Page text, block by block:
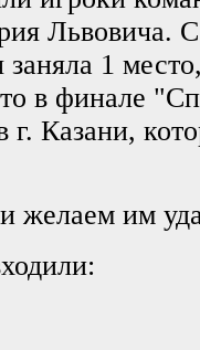
Львовича.
заняла 1
в финале
Казани,
желаем им